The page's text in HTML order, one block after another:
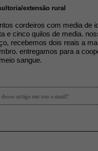
extensão rural
cordeiros com media de
e cinco quilos de media.
recebemos dois reais a
entregamos para a
sangue.
artigo em seu e-mail?